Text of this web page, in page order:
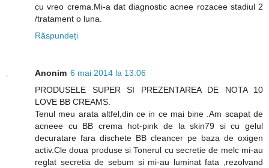
cu vreo crema.Mi-a dat diagnostic acnee rozacee stadiul 2
/tratament o luna.
Răspundeți
Anonim 6 mai 2014 la 13:06
PRODUSELE SUPER SI PREZENTAREA DE NOTA 10
LOVE BB CREAMS.
Tenul meu arata altfel,din ce in ce mai bine .Am scapat de
acneee cu BB crema hot-pink de la skin79 si cu gelul
decuratare fara dischete BB cleancer pe baza de oxigen
activ.Cle doua produse si Tonerul cu secretie de melc mi-au
reglat secretia de sebum si mi-au luminat fata ,rezolvand